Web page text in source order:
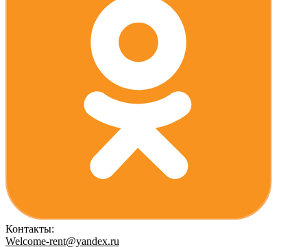
Контакты:
Welcome-rent@yandex.ru